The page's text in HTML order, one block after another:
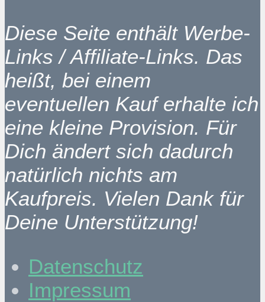
Diese Seite enthält Werbe-
Links / Affiliate-Links. Das
heißt, bei einem
eventuellen Kauf erhalte ich
eine kleine Provision. Für
Dich ändert sich dadurch
natürlich nichts am
Kaufpreis. Vielen Dank für
Deine Unterstützung!
Datenschutz
Impressum